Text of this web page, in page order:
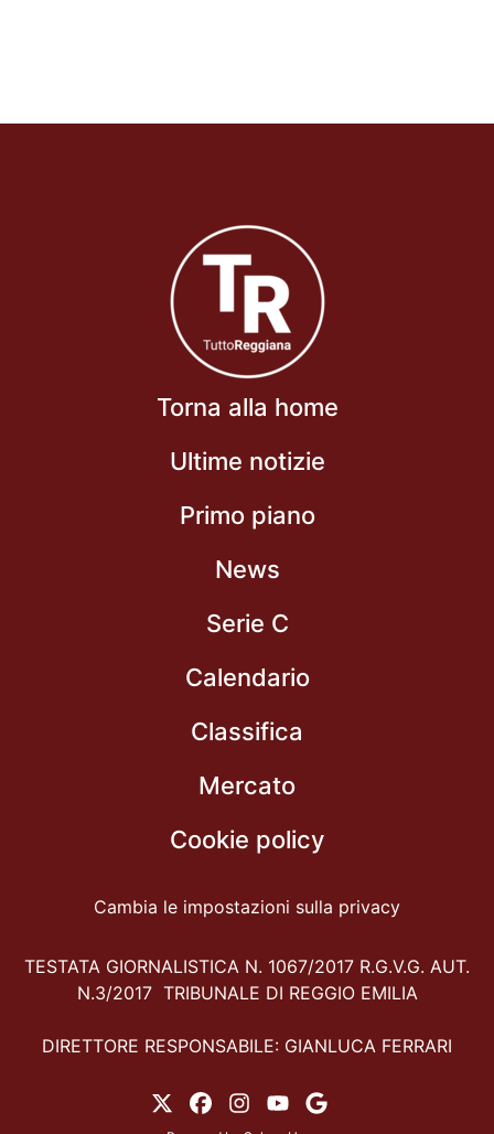
Torna alla home
Ultime notizie
Primo piano
News
Serie C
Calendario
Classifica
Mercato
Cookie policy
Cambia le impostazioni sulla privacy
TESTATA GIORNALISTICA N. 1067/2017 R.G.V.G. AUT.
N.3/2017 TRIBUNALE DI REGGIO EMILIA
DIRETTORE RESPONSABILE: GIANLUCA FERRARI